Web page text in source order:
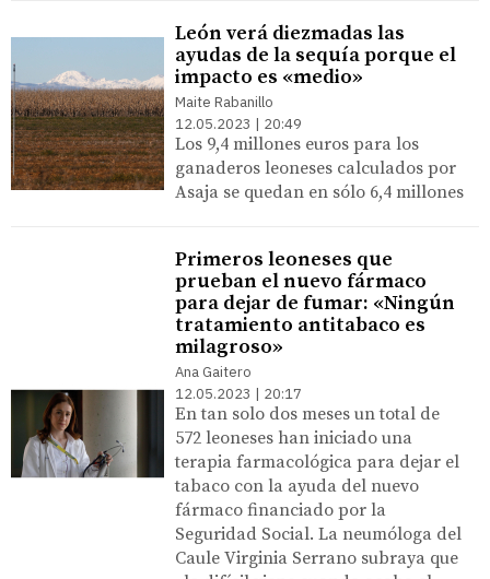
León verá diezmadas las
ayudas de la sequía porque el
impacto es «medio»
Maite Rabanillo
12.05.2023 | 20:49
Los 9,4 millones euros para los
ganaderos leoneses calculados por
Asaja se quedan en sólo 6,4 millones
Primeros leoneses que
prueban el nuevo fármaco
para dejar de fumar: «Ningún
tratamiento antitabaco es
milagroso»
Ana Gaitero
12.05.2023 | 20:17
En tan solo dos meses un total de
572 leoneses han iniciado una
terapia farmacológica para dejar el
tabaco con la ayuda del nuevo
fármaco financiado por la
Seguridad Social. La neumóloga del
Caule Virginia Serrano subraya que